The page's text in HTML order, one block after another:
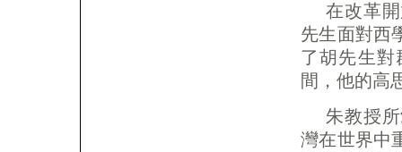
在改革
先生面對西
了胡先生對
間，他的高
朱教授
灣在世界中